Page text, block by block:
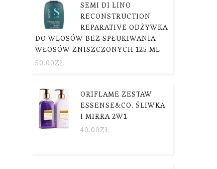
SEMI DI LINO
RECONSTRUCTION
REPARATIVE ODŻYWKA
DO WLOSÓW BEZ SPŁUKIWANIA
WŁOSÓW ZNISZCZONYCH 125 ML
50.00ZŁ
ORIFLAME ZESTAW
ESSENSE&CO. ŚLIWKA
I MIRRA 2W1
40.00ZŁ